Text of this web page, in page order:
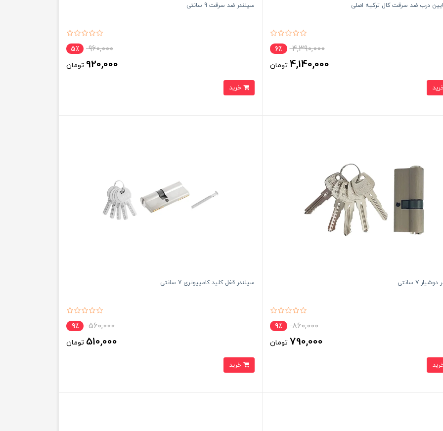
درب ضد سرقت کال ترکیه اصلی
4,390,000 6٪
4,140,000 تومان
سیلندر ضد سرقت 9 سانتی
960,000 5٪
920,000 تومان
خرید
7 سانتی
860,000 9٪
790,000 تومان
سیلندر قفل کلید کامپیوتری 7 سانتی
560,000 9٪
510,000 تومان
خرید